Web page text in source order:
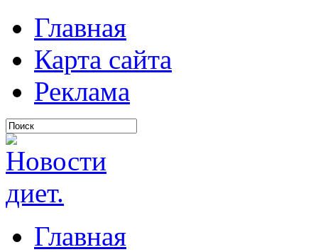
Главная
Карта сайта
Реклама
Главная